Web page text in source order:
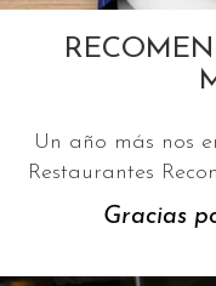
Un año más nos
Restaurantes
Gracias